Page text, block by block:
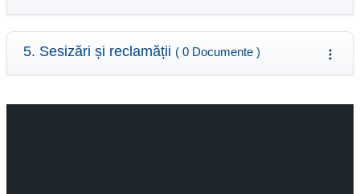
5. Sesizări și reclamății ( 0 Documente )